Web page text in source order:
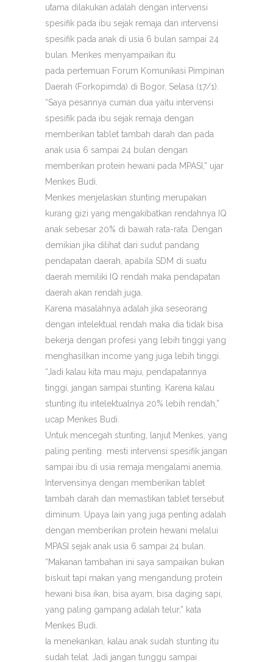
utama dilakukan adalah dengan intervensi
spesifik pada ibu sejak remaja dan intervensi
spesifik pada anak di usia 6 bulan sampai 24
bulan. Menkes menyampaikan itu
pada pertemuan Forum Komunikasi Pimpinan
Daerah (Forkopimda) di Bogor, Selasa (17/1).
“Saya pesannya cuman dua yaitu intervensi
spesifik pada ibu sejak remaja dengan
memberikan tablet tambah darah dan pada
anak usia 6 sampai 24 bulan dengan
memberikan protein hewani pada MPASI,” ujar
Menkes Budi.
Menkes menjelaskan stunting merupakan
kurang gizi yang mengakibatkan rendahnya IQ
anak sebesar 20% di bawah rata-rata. Dengan
demikian jika dilihat dari sudut pandang
pendapatan daerah, apabila SDM di suatu
daerah memiliki IQ rendah maka pendapatan
daerah akan rendah juga.
Karena masalahnya adalah jika seseorang
dengan intelektual rendah maka dia tidak bisa
bekerja dengan profesi yang lebih tinggi yang
menghasilkan income yang juga lebih tinggi.
“Jadi kalau kita mau maju, pendapatannya
tinggi, jangan sampai stunting. Karena kalau
stunting itu intelektualnya 20% lebih rendah,”
ucap Menkes Budi.
Untuk mencegah stunting, lanjut Menkes, yang
paling penting mesti intervensi spesifik jangan
sampai ibu di usia remaja mengalami anemia.
Intervensinya dengan memberikan tablet
tambah darah dan memastikan tablet tersebut
diminum. Upaya lain yang juga penting adalah
dengan memberikan protein hewani melalui
MPASI sejak anak usia 6 sampai 24 bulan.
“Makanan tambahan ini saya sampaikan bukan
biskuit tapi makan yang mengandung protein
hewani bisa ikan, bisa ayam, bisa daging sapi,
yang paling gampang adalah telur,” kata
Menkes Budi.
Ia menekankan, kalau anak sudah stunting itu
sudah telat. Jadi jangan tunggu sampai